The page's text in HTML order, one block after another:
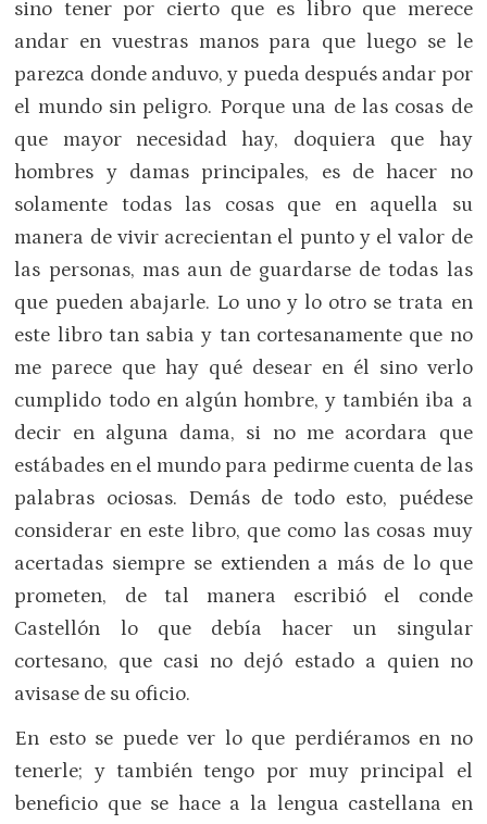
sino tener por cierto que es libro que merece
andar en vuestras manos para que luego se le
parezca donde anduvo, y pueda después andar por
el mundo sin peligro. Porque una de las cosas de
que mayor necesidad hay, doquiera que hay
hombres y damas principales, es de hacer no
solamente todas las cosas que en aquella su
manera de vivir acrecientan el punto y el valor de
las personas, mas aun de guardarse de todas las
que pueden abajarle. Lo uno y lo otro se trata en
este libro tan sabia y tan cortesanamente que no
me parece que hay qué desear en él sino verlo
cumplido todo en algún hombre, y también iba a
decir en alguna dama, si no me acordara que
estábades en el mundo para pedirme cuenta de las
palabras ociosas. Demás de todo esto, puédese
considerar en este libro, que como las cosas muy
acertadas siempre se extienden a más de lo que
prometen, de tal manera escribió el conde
Castellón lo que debía hacer un singular
cortesano, que casi no dejó estado a quien no
avisase de su oficio.
En esto se puede ver lo que perdiéramos en no
tenerle; y también tengo por muy principal el
beneficio que se hace a la lengua castellana en